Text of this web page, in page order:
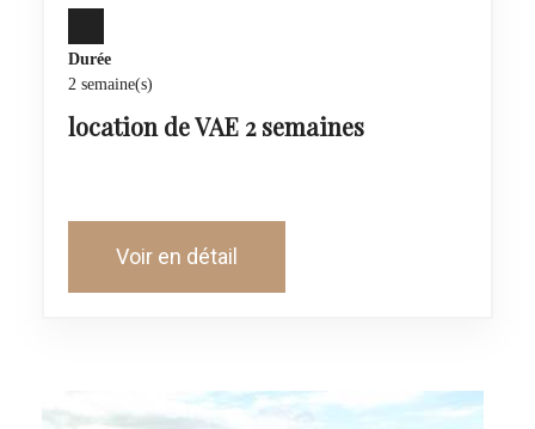
Durée
2 semaine(s)
location de VAE 2 semaines
Voir en détail